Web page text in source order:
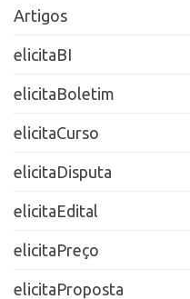
Artigos
elicitaBI
elicitaBoletim
elicitaCurso
elicitaDisputa
elicitaEdital
elicitaPreço
elicitaProposta